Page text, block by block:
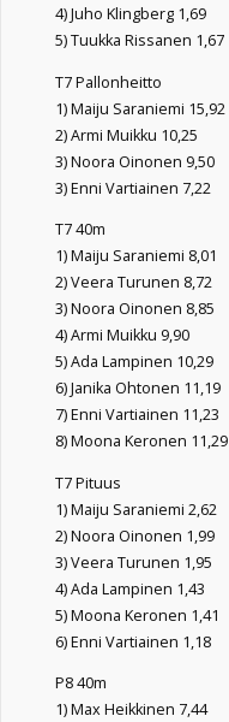
4) Juho Klingberg 1,69
5) Tuukka Rissanen 1,67
T7 Pallonheitto
1) Maiju Saraniemi 15,92
2) Armi Muikku 10,25
3) Noora Oinonen 9,50
3) Enni Vartiainen 7,22
T7 40m
1) Maiju Saraniemi 8,01
2) Veera Turunen 8,72
3) Noora Oinonen 8,85
4) Armi Muikku 9,90
5) Ada Lampinen 10,29
6) Janika Ohtonen 11,19
7) Enni Vartiainen 11,23
8) Moona Keronen 11,29
T7 Pituus
1) Maiju Saraniemi 2,62
2) Noora Oinonen 1,99
3) Veera Turunen 1,95
4) Ada Lampinen 1,43
5) Moona Keronen 1,41
6) Enni Vartiainen 1,18
P8 40m
1) Max Heikkinen 7,44